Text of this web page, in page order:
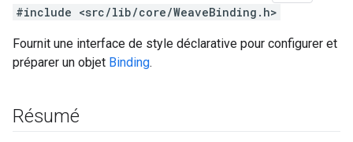
#include <src/lib/core/WeaveBinding.h>
Fournit une interface de style déclarative pour configurer et
préparer un objet Binding.
Résumé